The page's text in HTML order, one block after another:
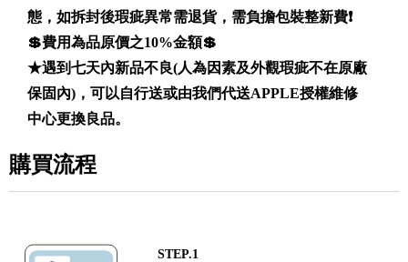
態，如拆封後瑕疵異常需退貨，需負擔包裝整新費❗️
💲費用為品原價之10%金額💲
★遇到七天內新品不良(人為因素及外觀瑕疵不在原廠
保固內)，可以自行送或由我們代送APPLE授權維修
中心更換良品。
購買流程
STEP.1